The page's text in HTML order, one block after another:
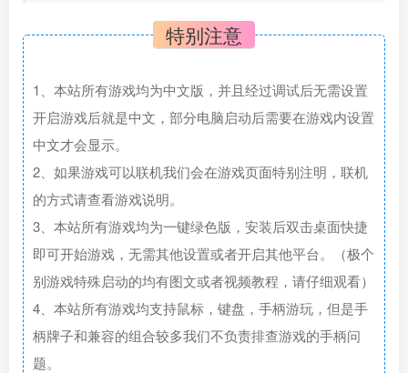
特别注意
1、本站所有游戏均为中文版，并且经过调试后无需设置
开启游戏后就是中文，部分电脑启动后需要在游戏内设置
中文才会显示。
2、如果游戏可以联机我们会在游戏页面特别注明，联机
的方式请查看游戏说明。
3、本站所有游戏均为一键绿色版，安装后双击桌面快捷
即可开始游戏，无需其他设置或者开启其他平台。（极个
别游戏特殊启动的均有图文或者视频教程，请仔细观看）
4、本站所有游戏均支持鼠标，键盘，手柄游玩，但是手
柄牌子和兼容的组合较多我们不负责排查游戏的手柄问
题。